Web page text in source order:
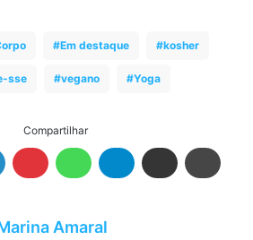
Em destaque kosher
sse vegano Yoga
Compartilhar
Amaral